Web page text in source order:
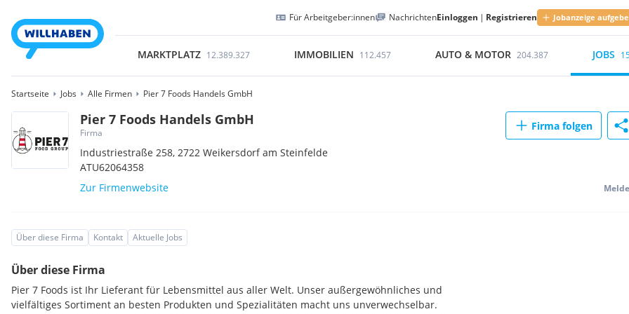
Für Arbeitgeber:innen NachrichtenEinloggen | Registrieren Jobanzeige
MARKTPLATZ 12.389.327 IMMOBILIEN 112.457 AUTO & MOTOR 204.387 JOBS
Startseite Jobs Alle Firmen Pier 7 Foods Handels GmbH
Pier 7 Foods Handels GmbH
Firma
Industriestraße 258,2722Weikersdorf am Steinfelde
ATU62064358
Zur Firmenwebsite
Firma folgen
Über diese Firma Kontakt Aktuelle Jobs
Über diese Firma
Pier 7 Foods ist Ihr Lieferant für Lebensmittel aus aller Welt. Unser außergewöhnliches und
vielfältiges Sortiment an besten Produkten und Spezialitäten macht uns unverwechselbar.